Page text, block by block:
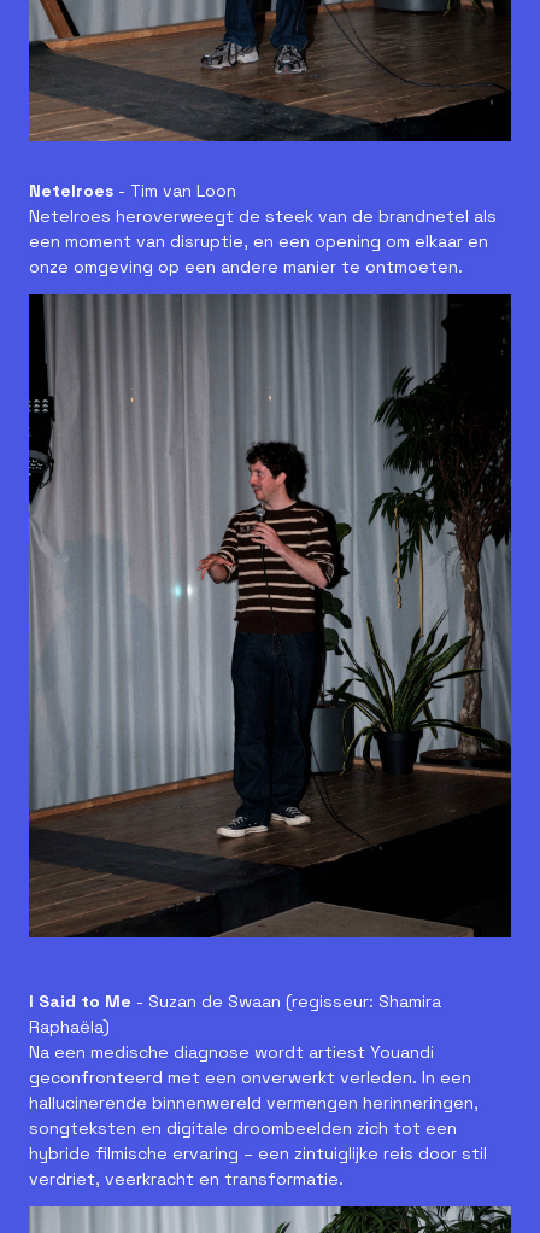
Netelroes - Tim van Loon
Netelroes heroverweegt de steek van de brandnetel als
een moment van disruptie, en een opening om elkaar en
onze omgeving op een andere manier te ontmoeten.
I Said to Me - Suzan de Swaan (regisseur: Shamira
Raphaëla)
Na een medische diagnose wordt artiest Youandi
geconfronteerd met een onverwerkt verleden. In een
hallucinerende binnenwereld vermengen herinneringen,
songteksten en digitale droombeelden zich tot een
hybride filmische ervaring – een zintuiglijke reis door stil
verdriet, veerkracht en transformatie.